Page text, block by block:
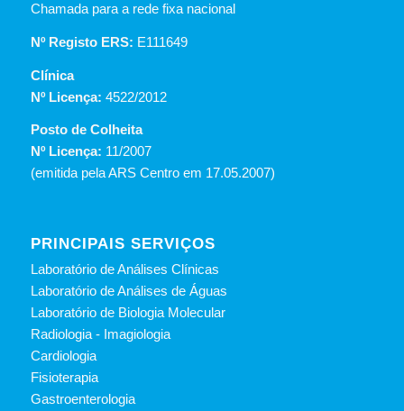
Chamada para a rede fixa nacional
Nº Registo ERS: E111649
Clínica
Nº Licença: 4522/2012
Posto de Colheita
Nº Licença: 11/2007
(emitida pela ARS Centro em 17.05.2007)
PRINCIPAIS SERVIÇOS
Laboratório de Análises Clínicas
Laboratório de Análises de Águas
Laboratório de Biologia Molecular
Radiologia - Imagiologia
Cardiologia
Fisioterapia
Gastroenterologia